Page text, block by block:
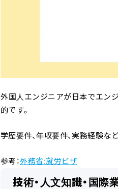
外国人エンジニアが日本でエン
的です。
学歴要件、年収要件、実務経験
参考：外務省:就労ビザ
技術・人文知識・国際